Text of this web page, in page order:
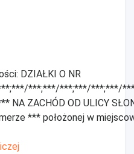
DZIAŁKI O NR
***;***/***;***/***;***/
ZACHÓD OD ULICY
*** położonej w